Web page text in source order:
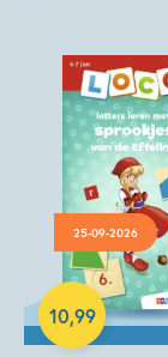
Non-fictie
Woorden & taal
25-09-2026
10,99
Paperback